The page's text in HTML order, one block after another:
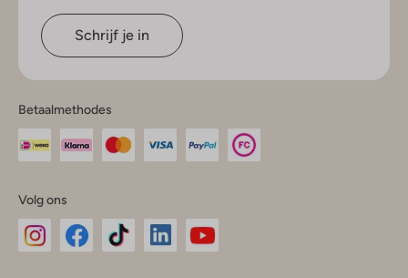
Schrijf je in
Betaalmethodes
Volg ons